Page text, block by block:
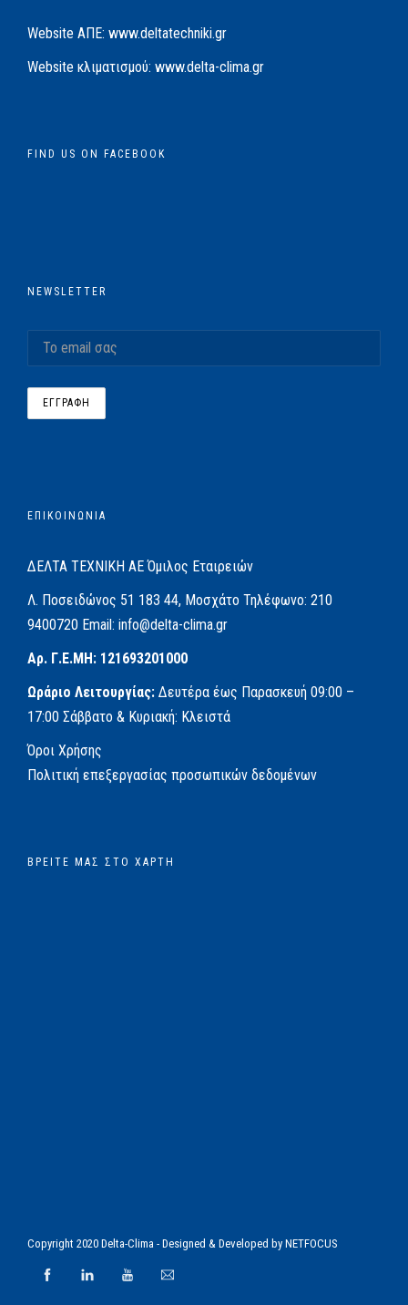
Website AΠΕ: www.deltatechniki.gr
Website κλιματισμού: www.delta-clima.gr
FIND US ON FACEBOOK
NEWSLETTER
ΕΠΙΚΟΙΝΩΝΙΑ
ΔΕΛΤΑ ΤΕΧΝΙΚΗ ΑΕΌμιλος Εταιρειών
Λ. Ποσειδώνος 51 183 44, Μοσχάτο Τηλέφωνο: 210
9400720 Email: info@delta-clima.gr
Αρ. Γ.Ε.ΜΗ: 121693201000
Ωράριο Λειτουργίας: Δευτέρα έως Παρασκευή 09:00 –
17:00 Σάββατο & Κυριακή: Κλειστά
Όροι Χρήσης
Πολιτική επεξεργασίας προσωπικών δεδομένων
ΒΡΕΊΤΕ ΜΑΣ ΣΤΟ ΧΆΡΤΗ
Copyright 2020 Delta-Clima - Designed & Developed by NETFOCUS